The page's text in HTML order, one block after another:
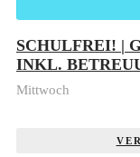
SCHULFREI! |
INKL.
Mittwoch